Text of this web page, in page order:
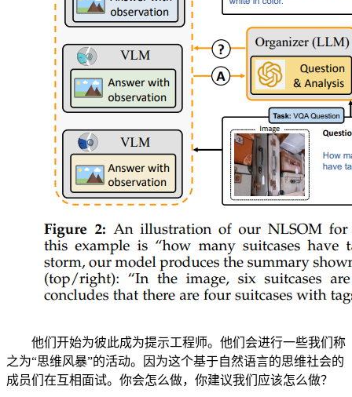
他们开始为彼此成为提示工程师。他们会进行一些我们称
之为“思维风暴”的活动。因为这个基于自然语言的思维社会的
成员们在互相面试。你会怎么做，你建议我们应该怎么做？